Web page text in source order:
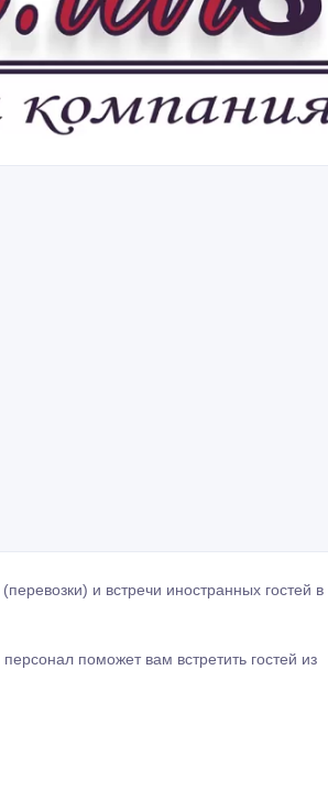
и встречи иностранных гостей в
поможет вам встретить гостей из